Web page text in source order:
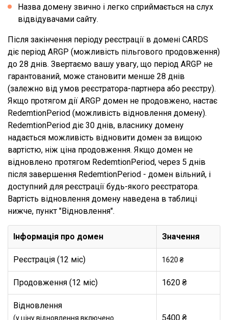
Назва домену звично і легко сприймається на слух
відвідувачами сайту.
Після закінчення періоду реєстрації в домені CARDS
діє період ARGP (можливість пільгового продовження)
до 28 днів. Звертаємо вашу увагу, що період ARGP не
гарантований, може становити менше 28 днів
(залежно від умов реєстратора-партнера або реєстру).
Якщо протягом дії ARGP домен не продовжено, настає
RedemtionPeriod (можливість відновлення домену).
RedemtionPeriod діє 30 днів, власнику домену
надається можливість відновити домен за вищою
вартістю, ніж ціна продовження. Якщо домен не
відновлено протягом RedemtionPeriod, через 5 днів
після завершення RedemtionPeriod - домен вільний, і
доступний для реєстрації будь-якого реєстратора.
Вартість відновлення домену наведена в таблиці
нижче, пункт "Відновлення".
Інформація про домен Значення
Реєстрація (12 міс) 1620 ₴
Продовження (12 міс) 1620 ₴
Відновлення
(у ціну відновлення включено 5400 ₴